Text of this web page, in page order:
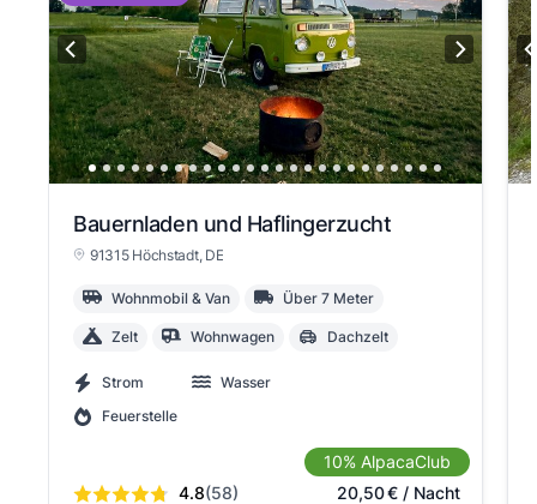
Bauernladen und Haflingerzucht
91315 Höchstadt, DE
Wohnmobil & Van Über 7 Meter
Zelt Wohnwagen Dachzelt
Strom
Wasser
Feuerstelle
4.8(58)
10% AlpacaClub
20,50€/ Nacht